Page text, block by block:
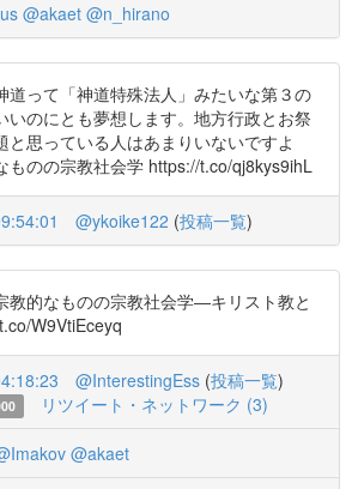
@akaet @n_hirano
道って「神道特殊法人」みたいな第３の
いのにとも夢想します。地方行政とお祭
と思っている人はあまりいないですよ
ものの宗教社会学 https://t.co/qj8kys9ihL
@ykoike122 (投稿一覧)
教的なものの宗教社会学―キリスト教と
W9VtiEceyq
@InterestingEss (投稿一覧)
リツイート・ネットワーク (3)
@akaet